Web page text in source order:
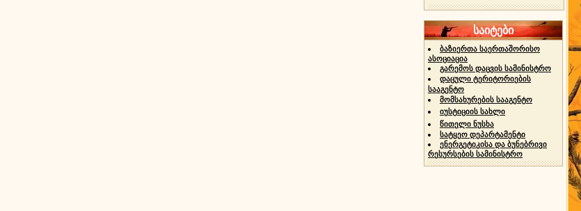
საიტები
ბაზიერთა საერთაშორისო
ასოციაცია
გარემოს დაცვის სამინისტრო
დაცული ტერიტორიების
სააგენტო
მომსახურების სააგენტო
იუსტიციის სახლი
წითელი ნუსხა
სატყეო დეპარტამენტი
ენერგეტიკისა და ბუნებრივი
რესურსების სამინისტრო